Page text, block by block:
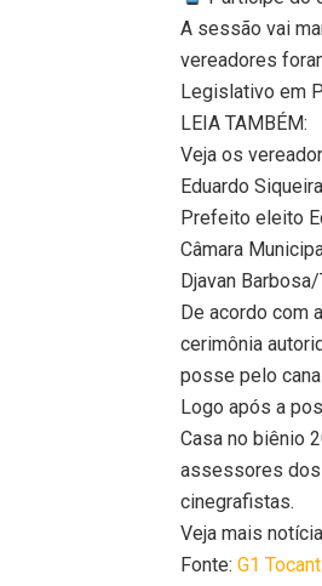
A sessão vai
vereadores
Legislativo em
LEIA TAMBÉM:
Veja os
Eduardo
Prefeito eleito
Câmara
Djavan
De acordo com
cerimônia
posse pelo
Logo após a
Casa no biênio
assessores
cinegrafistas.
Veja mais
Fonte:G1